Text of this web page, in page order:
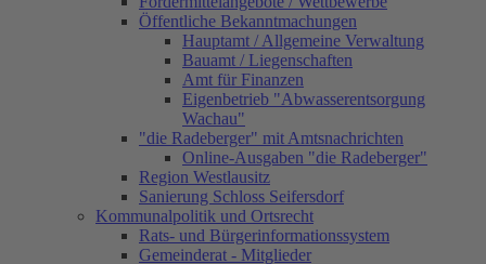
Öffentliche Bekanntmachungen
Hauptamt / Allgemeine Verwaltung
Bauamt / Liegenschaften
Amt für Finanzen
Eigenbetrieb "Abwasserentsorgung
Wachau"
"die Radeberger" mit Amtsnachrichten
Online-Ausgaben "die Radeberger"
Region Westlausitz
Sanierung Schloss Seifersdorf
Kommunalpolitik und Ortsrecht
Rats- und Bürgerinformationssystem
Gemeinderat - Mitglieder